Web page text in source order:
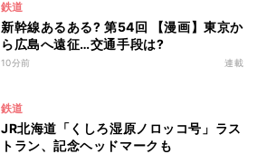
鉄道
新幹線あるある? 第54回 【漫画】東京か
ら広島へ遠征…交通手段は?
10分前 連載
鉄道
JR北海道「くしろ湿原ノロッコ号」ラス
トラン、記念ヘッドマークも